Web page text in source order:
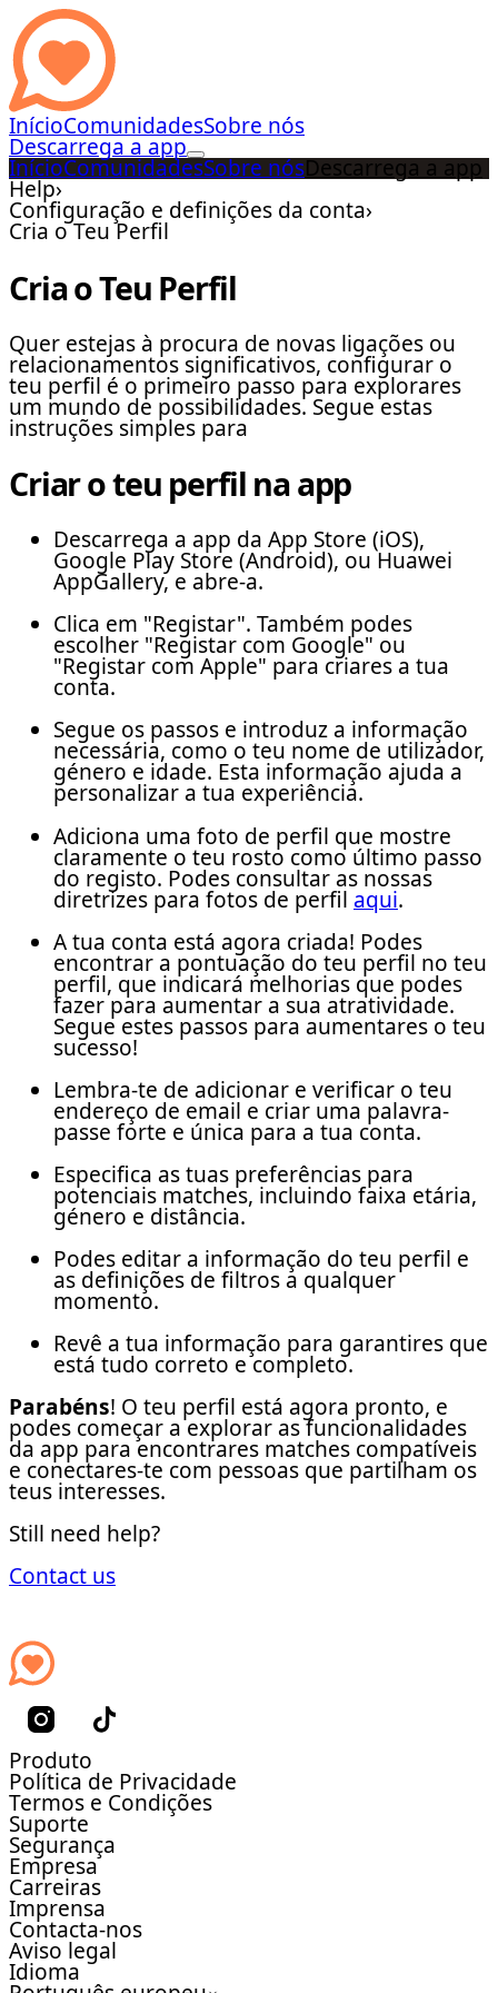
InícioComunidadesSobre nós
Descarrega a app
InícioComunidadesSobre nósDescarrega a app
Help›
Configuração e definições da conta›
Cria o Teu Perfil
Cria o Teu Perfil
Quer estejas à procura de novas ligações ou
relacionamentos significativos, configurar o
teu perfil é o primeiro passo para explorares
um mundo de possibilidades. Segue estas
instruções simples para
Criar o teu perfil na app
Descarrega a app da App Store (iOS),
Google Play Store (Android), ou Huawei
AppGallery, e abre-a.
Clica em "Registar". Também podes
escolher "Registar com Google" ou
"Registar com Apple" para criares a tua
conta.
Segue os passos e introduz a informação
necessária, como o teu nome de utilizador,
género e idade. Esta informação ajuda a
personalizar a tua experiência.
Adiciona uma foto de perfil que mostre
claramente o teu rosto como último passo
do registo. Podes consultar as nossas
diretrizes para fotos de perfil aqui.
A tua conta está agora criada! Podes
encontrar a pontuação do teu perfil no teu
perfil, que indicará melhorias que podes
fazer para aumentar a sua atratividade.
Segue estes passos para aumentares o teu
sucesso!
Lembra-te de adicionar e verificar o teu
endereço de email e criar uma palavra-
passe forte e única para a tua conta.
Especifica as tuas preferências para
potenciais matches, incluindo faixa etária,
género e distância.
Podes editar a informação do teu perfil e
as definições de filtros a qualquer
momento.
Revê a tua informação para garantires que
está tudo correto e completo.
Parabéns! O teu perfil está agora pronto, e
podes começar a explorar as funcionalidades
da app para encontrares matches compatíveis
e conectares-te com pessoas que partilham os
teus interesses.
Still need help?
Contact us
Produto
Política de Privacidade
Termos e Condições
Suporte
Segurança
Empresa
Carreiras
Imprensa
Contacta-nos
Aviso legal
Idioma